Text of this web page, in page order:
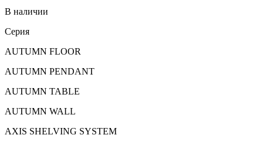
В наличии
Серия
AUTUMN FLOOR
AUTUMN PENDANT
AUTUMN TABLE
AUTUMN WALL
AXIS SHELVING SYSTEM